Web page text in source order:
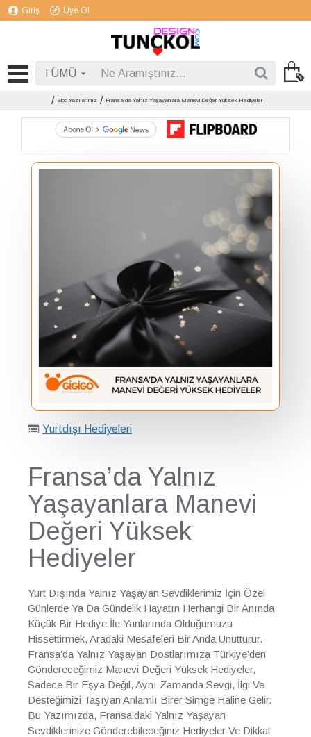
Giriş Üye Ol
TÜMÜ
Blog Yazılarımız Fransa’da Yalnız Yaşayanlara Manevi Değeri Yüksek Hediyeler
Yurtdışı Hediyeleri
Fransa’da Yalnız
Yaşayanlara Manevi
Değeri Yüksek
Hediyeler
Yurt Dışında Yalnız Yaşayan Sevdiklerimiz İçin Özel
Günlerde Ya Da Gündelik Hayatın Herhangi Bir Anında
Küçük Bir Hediye İle Yanlarında Olduğumuzu
Hissettirmek, Aradaki Mesafeleri Bir Anda Unutturur.
Fransa’da Yalnız Yaşayan Dostlarımıza Türkiye’den
Göndereceğimiz Manevi Değeri Yüksek Hediyeler,
Sadece Bir Eşya Değil, Aynı Zamanda Sevgi, İlgi Ve
Desteğimizi Taşıyan Anlamlı Birer Simge Haline Gelir.
Bu Yazımızda, Fransa’daki Yalnız Yaşayan
Sevdiklerinize Gönderebileceğiniz Hediyeler Ve Dikkat